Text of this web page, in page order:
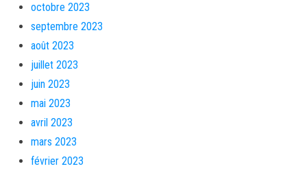
octobre 2023
septembre 2023
août 2023
juillet 2023
juin 2023
mai 2023
avril 2023
mars 2023
février 2023